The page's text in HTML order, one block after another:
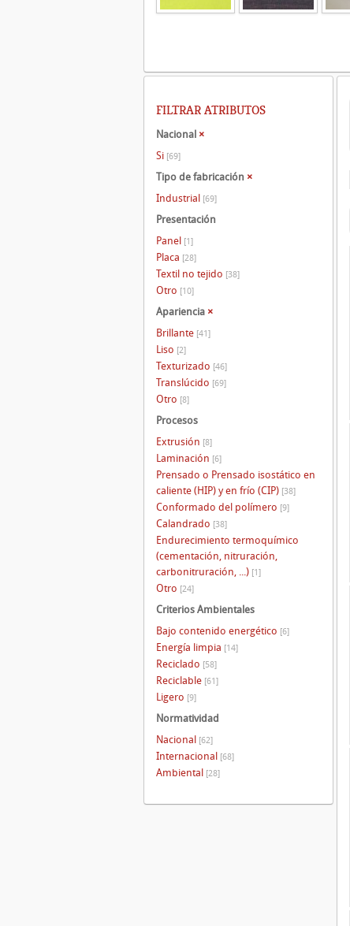
FILTRAR ATRIBUTOS
Nacional ×
Si [69]
Tipo de fabricación ×
Industrial [69]
Presentación
Panel [1]
Placa [28]
Textil no tejido [38]
Otro [10]
Apariencia ×
Brillante [41]
Liso [2]
Texturizado [46]
Translúcido [69]
Otro [8]
Procesos
Extrusión [8]
Laminación [6]
Prensado o Prensado isostático en
caliente (HIP) y en frío (CIP) [38]
Conformado del polímero [9]
Calandrado [38]
Endurecimiento termoquímico
(cementación, nitruración,
carbonitruración, ...) [1]
Otro [24]
Criterios Ambientales
Bajo contenido energético [6]
Energía limpia [14]
Reciclado [58]
Reciclable [61]
Ligero [9]
Normatividad
Nacional [62]
Internacional [68]
Ambiental [28]